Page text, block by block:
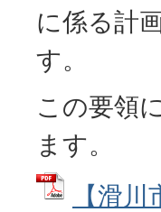
に係る計
す。
この要領
ます。
【滑